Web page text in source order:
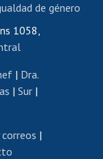
títulos
Estudiantil
1058,
| Dra.
| Sur |
|
de género